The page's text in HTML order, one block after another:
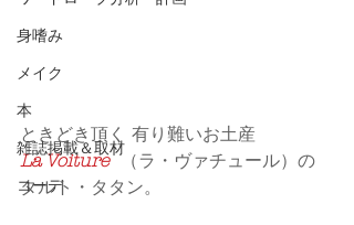
身嗜み
メイク
本
雑誌掲載＆取材
コーデ
ときどき頂く 有り難いお土産
La Voiture
  （ラ・ヴァチュール）の
タルト・タタン。